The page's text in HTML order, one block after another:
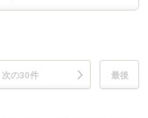
次の30件 最後